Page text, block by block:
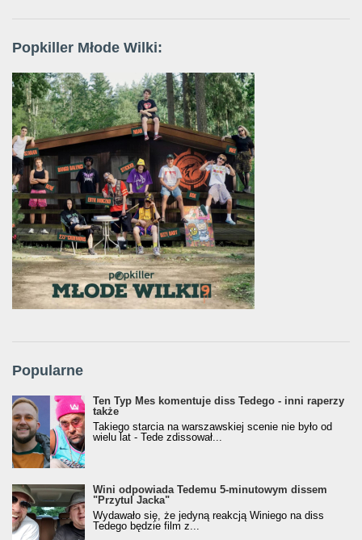
Popkiller Młode Wilki:
Popularne
Ten Typ Mes komentuje diss Tedego - inni raperzy
także
Takiego starcia na warszawskiej scenie nie było od
wielu lat - Tede zdissował...
Wini odpowiada Tedemu 5-minutowym dissem
"Przytul Jacka"
Wydawało się, że jedyną reakcją Winiego na diss
Tedego będzie film z...